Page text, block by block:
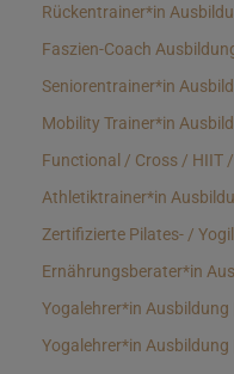
Rückentrainer*in
Faszien-Coach
Seniorentrainer*in
Mobility Trainer*in
Functional / Cross / HIIT
Athletiktrainer*in
Zertifizierte Pilates- /
Ernährungsberater*in
Yogalehrer*in Ausbildung
Yogalehrer*in Ausbildung